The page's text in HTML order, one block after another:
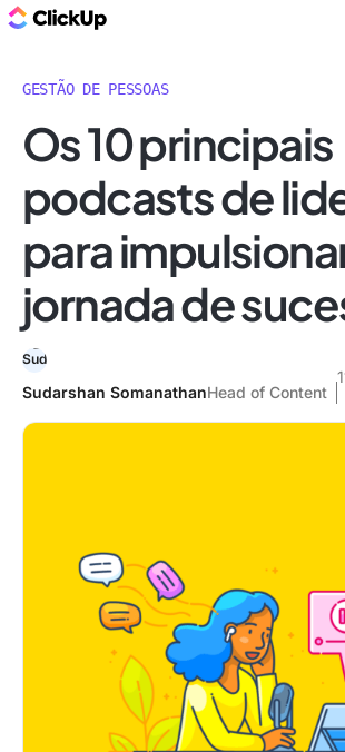
GESTÃO DE PESSOAS
Os 10 principais
podcasts de
para
jornada de
Sudarshan SomanathanHead of Content